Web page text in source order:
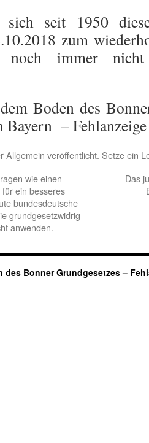
seit 1950
zum
noch immer
Boden des
Bayern –
Allgemein veröffentlicht. Setze ein
wie einen
ein besseres
bundesdeutsche
grundgesetzwidrig
anwenden.
Das
des Bonner Grundgesetzes –